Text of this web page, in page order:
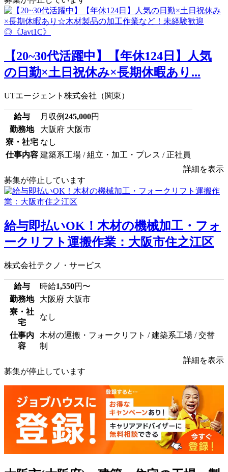
【20~30代活躍中】【年休124日】人気
の日勤×土日祝休み×長期休暇あり...
UTエージェント株式会社（関東）
給与 月収例245,000円
勤務地
大阪府 大阪市
寮・社宅 なし
仕事内容 建築系工場 / 組立・加工・プレス / 正社員
詳細を表示
募集が停止しています
給与即払いOK！木材の機械加工・フォ
ークリフト運搬作業：大阪市住之江区
株式会社テクノ・サービス
給与 時給1,550円〜
勤務地
大阪府 大阪市
寮・社
宅
なし
仕事内
容
木材の運搬・フォークリフト / 建築系工場 / 交替
制
詳細を表示
募集が停止しています